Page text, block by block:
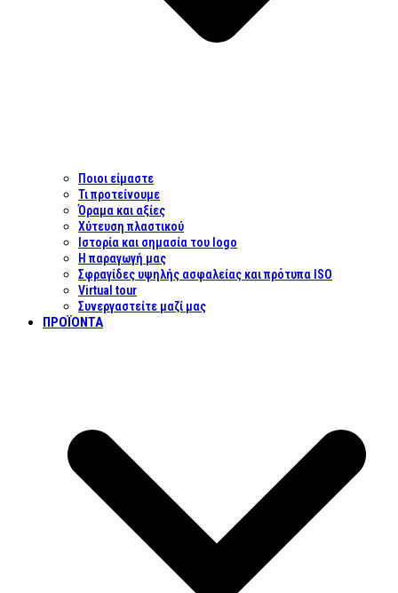
Ποιοι είμαστε
Τι προτείνουμε
Όραμα και αξίες
Χύτευση πλαστικού
Ιστορία και σημασία του logo
Η παραγωγή μας
Σφραγίδες υψηλής ασφαλείας και πρότυπα ISO
Virtual tour
Συνεργαστείτε μαζί μας
ΠΡΟΪΌΝΤΑ